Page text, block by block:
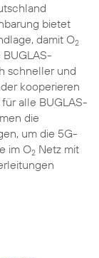
bietet
damit O2
schneller und
kooperieren
alle BUGLAS-
die
um die 5G-
im O2Netz mit